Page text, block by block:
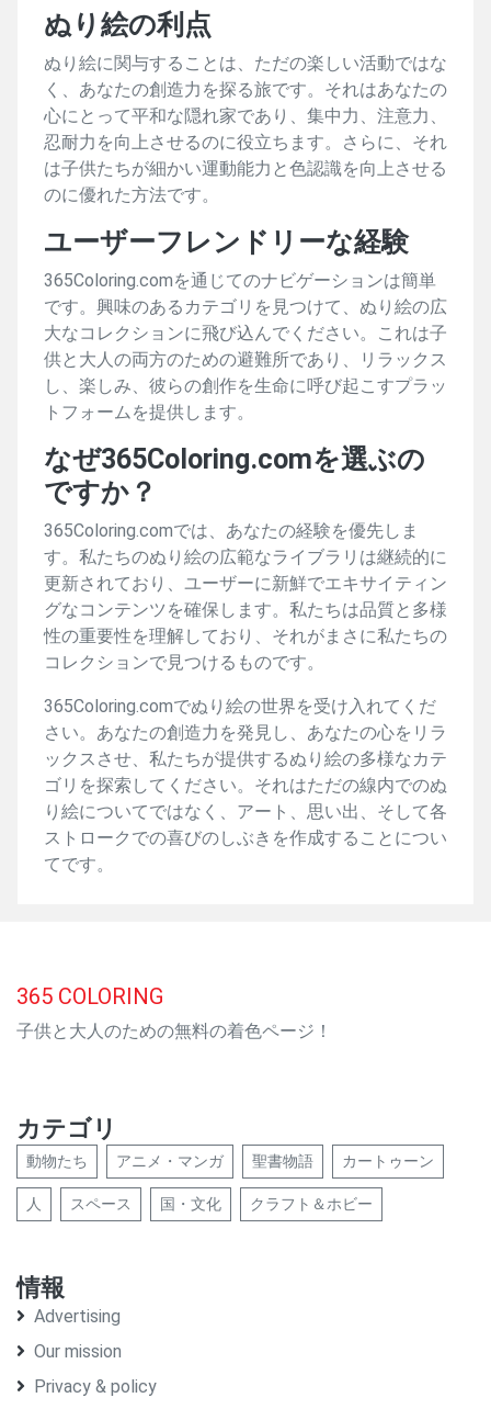
ぬり絵の利点
ぬり絵に関与することは、ただの楽しい活動ではな
く、あなたの創造力を探る旅です。それはあなたの
心にとって平和な隠れ家であり、集中力、注意力、
忍耐力を向上させるのに役立ちます。さらに、それ
は子供たちが細かい運動能力と色認識を向上させる
のに優れた方法です。
ユーザーフレンドリーな経験
365Coloring.comを通じてのナビゲーションは簡単
です。興味のあるカテゴリを見つけて、ぬり絵の広
大なコレクションに飛び込んでください。これは子
供と大人の両方のための避難所であり、リラックス
し、楽しみ、彼らの創作を生命に呼び起こすプラッ
トフォームを提供します。
なぜ365Coloring.comを選ぶの
ですか？
365Coloring.comでは、あなたの経験を優先しま
す。私たちのぬり絵の広範なライブラリは継続的に
更新されており、ユーザーに新鮮でエキサイティン
グなコンテンツを確保します。私たちは品質と多様
性の重要性を理解しており、それがまさに私たちの
コレクションで見つけるものです。
365Coloring.comでぬり絵の世界を受け入れてくだ
さい。あなたの創造力を発見し、あなたの心をリラ
ックスさせ、私たちが提供するぬり絵の多様なカテ
ゴリを探索してください。それはただの線内でのぬ
り絵についてではなく、アート、思い出、そして各
ストロークでの喜びのしぶきを作成することについ
てです。
365 COLORING
子供と大人のための無料の着色ページ！
カテゴリ
動物たち アニメ・マンガ 聖書物語 カートゥーン
人 スペース 国・文化 クラフト＆ホビー
情報
Advertising
Our mission
Privacy & policy